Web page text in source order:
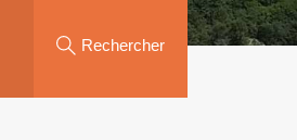
Rechercher